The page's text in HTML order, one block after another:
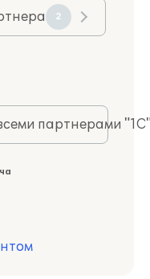
2
партнерами